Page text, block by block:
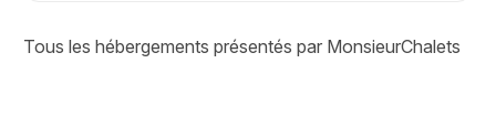
Tous les hébergements présentés par MonsieurChalets